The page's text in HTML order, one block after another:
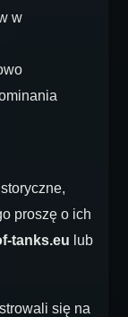
w
proszę o ich
tanks.eu lub
się na